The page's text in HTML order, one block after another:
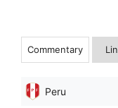
Commentary
Peru